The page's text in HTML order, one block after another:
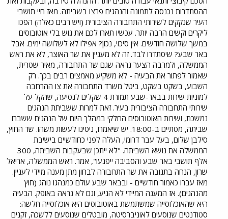
ההסתדרות נכנסה לתמונה והנהגים פרצו בשביתה. מאז חיי תושבי
העיר שנקקים לשירותי התחבורה הציבורית (ויש רבים כאלה) הפכו
ליקרים וקשים הרבה יותר. עכשיו תארו לכם את גוש בלי אוטובוסים
במשך שלושה חודשים. אין סיכוי, נכון? אפילו לא לשלושה ימים. אבל
באר שבע? שיסתדרו לבד. זה לא מעניין את שר האוצר, לא את ראש
הממשלה, ולמרבה הצער נראה שגם שר התחבורה, מאיר שטרית,
שאמור לפתור את הבעיה - לא משקיע מאמצים רבים בכך. רק
השבוע, בשקט בשקט, ביטל משרד התחבורה את צו ההרחבה
למוניות שירות בבאר-שבע תמורת 4 שקלים לנסיעה, שהקל על
שירותי התחבורה הציבורית בעיר. זאת למרות ששביתת הנהגים
נמשכת, ושירות האוטובוסים החלקי במהלך היום של הנהגים ששברו
שביתה, מסתיים ב-18:00. יש שיאמרו, ניסינו לעשות משהו. שר החוץ,
סילבן שלום, בעל עבר דרומי, העלה לפני כחודשיים בישיבת
הממשלה את נושא השביתה. "לא ייתכן שבעקבות השביתה, 300
אלף תושבי באר שבע והסביבה ייפגעו", אמר. ראש הממשלה, אריאל
שרון, הנחה בתגובה את שר התחבורה לבחון מתן מענה מיידי לעניין.
מאז עברו כאמור חודשיים - ובבאר שבע עולם כמנהגו נוהג (חוץ
מהנהגים). אז המענה המיידי לא הגיע, וגם לא נראה באופק. הבעיה
היא שהאוכלוסייה שמשתמשת באוטובוסים היא אוכלוסייה חלשה:
סטודנטים שנוסעים לאוניברסיטה, מובטלים שנוסעים ללשכה, זקנים